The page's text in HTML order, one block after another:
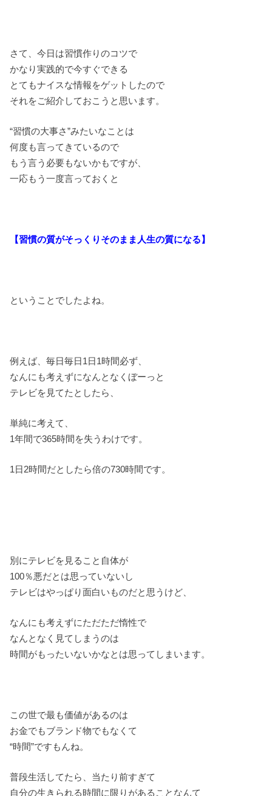
さて、今日は習慣作りのコツで
かなり実践的で今すぐできる
とてもナイスな情報をゲットしたので
それをご紹介しておこうと思います。
“習慣の大事さ”みたいなことは
何度も言ってきているので
もう言う必要もないかもですが、
一応もう一度言っておくと
【習慣の質がそっくりそのまま人生の質になる】
ということでしたよね。
例えば、毎日毎日1日1時間必ず、
なんにも考えずになんとなくぼーっと
テレビを見てたとしたら、
単純に考えて、
1年間で365時間を失うわけです。
1日2時間だとしたら倍の730時間です。
別にテレビを見ること自体が
100％悪だとは思っていないし
テレビはやっぱり面白いものだと思うけど、
なんにも考えずにただただ惰性で
なんとなく見てしまうのは
時間がもったいないかなとは思ってしまいます。
この世で最も価値があるのは
お金でもブランド物でもなくて
“時間”ですもんね。
普段生活してたら、当たり前すぎて
自分の生きられる時間に限りがあることなんて